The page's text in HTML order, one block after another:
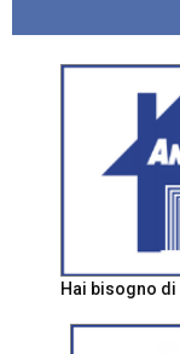
Hai bisogno